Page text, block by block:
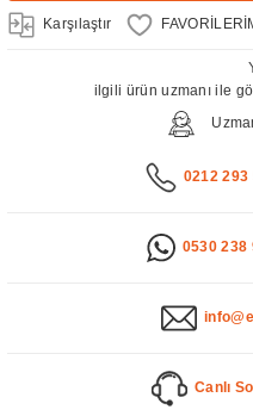
Karşılaştır
ilgili ürün uzmanı ile
0212 293
0530 238
Canlı